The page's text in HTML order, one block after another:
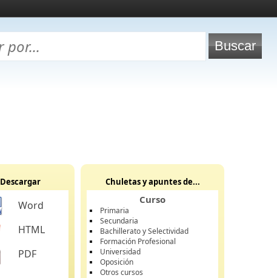
Descargar
Word
HTML
PDF
Chuletas y apuntes de...
Curso
Primaria
Secundaria
Bachillerato y Selectividad
Formación Profesional
Universidad
Oposición
Otros cursos